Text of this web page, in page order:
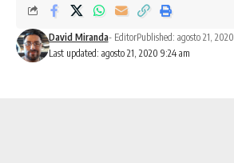
Last updated: agosto 21, 2020 9:24 am
David Miranda- EditorPublished: agosto 21, 2020